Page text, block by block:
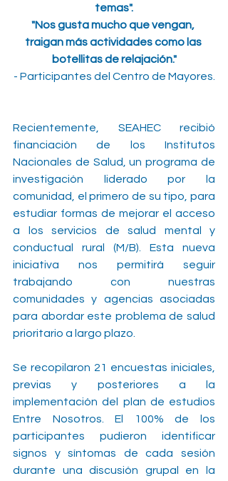
temas".
"Nos gusta mucho que vengan,
traigan más actividades como las
botellitas de relajación."
- Participantes del Centro de Mayores.
Recientemente, SEAHEC recibió
financiación de los Institutos
Nacionales de Salud, un programa de
investigación liderado por la
comunidad, el primero de su tipo, para
estudiar formas de mejorar el acceso
a los servicios de salud mental y
conductual rural (M/B). Esta nueva
iniciativa nos permitirá seguir
trabajando con nuestras
comunidades y agencias asociadas
para abordar este problema de salud
prioritario a largo plazo.
Se recopilaron 21 encuestas iniciales,
previas y posteriores a la
implementación del plan de estudios
Entre Nosotros. El 100% de los
participantes pudieron identificar
signos y síntomas de cada sesión
durante una discusión grupal en la